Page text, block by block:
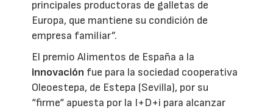
principales productoras de galletas de
Europa, que mantiene su condición de
empresa familiar”.
El premio Alimentos de España a la
innovación fue para la sociedad cooperativa
Oleoestepa, de Estepa (Sevilla), por su
“firme“ apuesta por la I+D+i para alcanzar